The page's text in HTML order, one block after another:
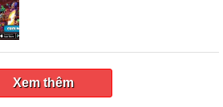
Xem thêm